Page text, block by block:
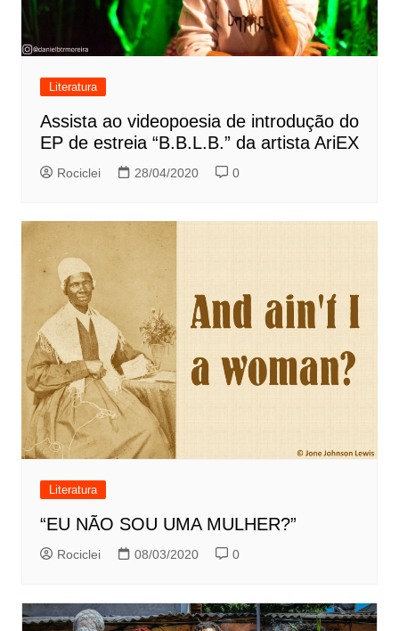
Literatura
Assista ao videopoesia de introdução do
EP de estreia “B.B.L.B.” da artista AriEX
Rociclei 28/04/2020 0
Literatura
“EU NÃO SOU UMA MULHER?”
Rociclei 08/03/2020 0